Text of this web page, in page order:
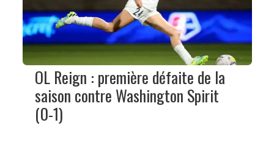
OL Reign : première défaite de la
saison contre Washington Spirit
(0-1)